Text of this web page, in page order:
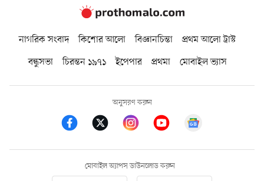
নাগরিক সংবাদ কিশোর আলো বিজ্ঞানচিন্তা
প্রথম আলো ট্রাস্ট
বন্ধুসভা
চিরন্তন ১৯৭১ ইপেপার প্রথমা মোবাইল ভ্যাস
অনুসরণ করুন
মোবাইল অ্যাপস ডাউনলোড করুন